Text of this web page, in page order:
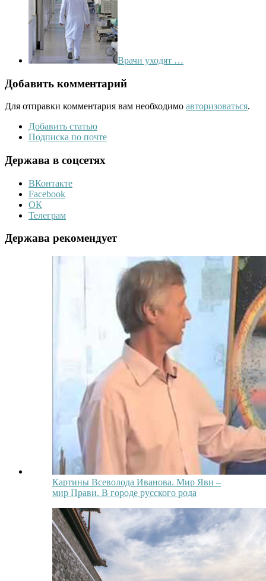
Врачи уходят …
Добавить комментарий
Для отправки комментария вам необходимо авторизоваться.
Добавить статью
Подписка по почте
Держава в соцсетях
ВКонтакте
Facebook
ОК
Телеграм
Держава рекомендует
Картины Всеволода Иванова. Мир Яви –
мир Прави. В городе русского рода